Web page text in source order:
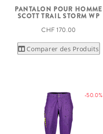
PANTALON POUR HOMME
SCOTT TRAIL STORM WP
CHF 170.00
Comparer des Produits
-50.0%